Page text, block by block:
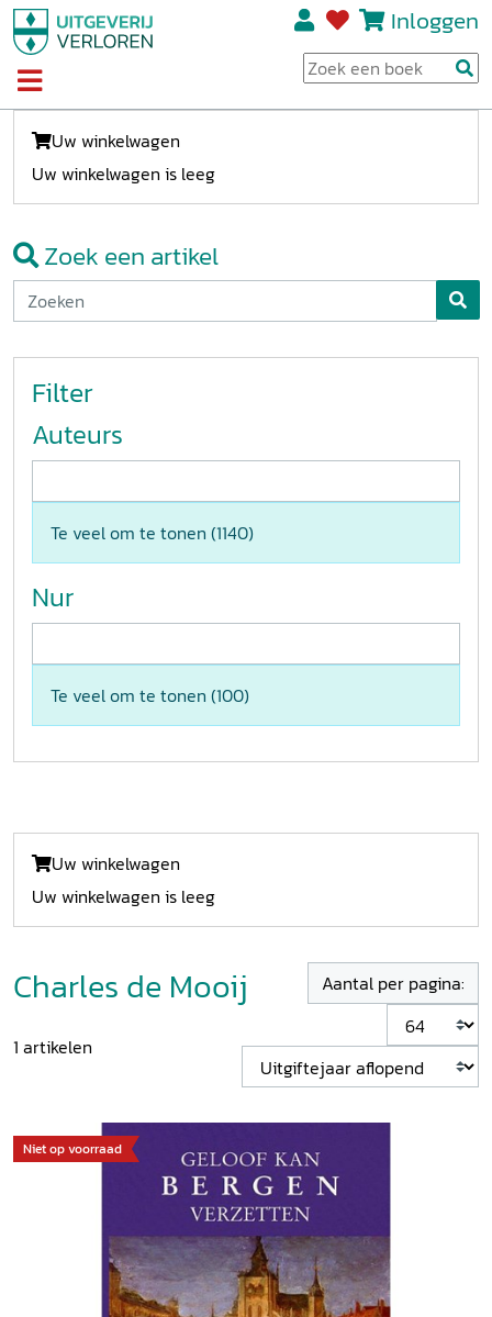
Inloggen
Uw winkelwagen
Uw winkelwagen is leeg
Zoek een artikel
Filter
Auteurs
Te veel om te tonen (1140)
Nur
Te veel om te tonen (100)
Uw winkelwagen
Uw winkelwagen is leeg
Charles de Mooij
1 artikelen
Aantal per pagina:
Niet op voorraad